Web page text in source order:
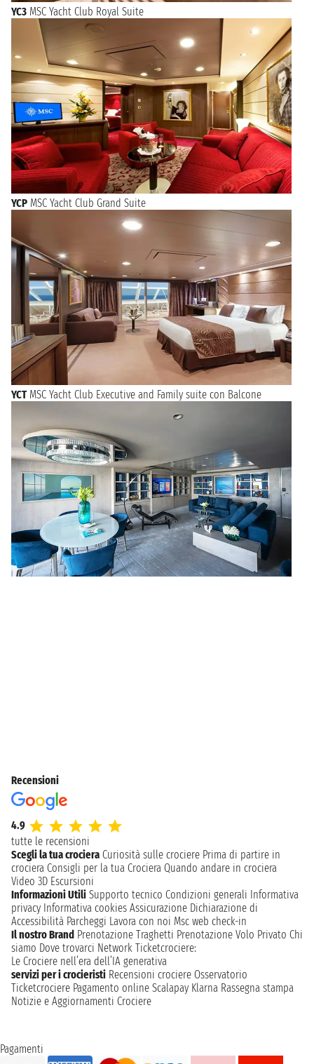
YC3 MSC Yacht Club Royal Suite
YCP MSC Yacht Club Grand Suite
YCT MSC Yacht Club Executive and Family suite con Balcone
Recensioni
4.9
tutte le recensioni
Scegli la tua crociera Curiosità sulle crociere Prima di partire in
crociera Consigli per la tua Crociera Quando andare in crociera
Video 3D Escursioni
Informazioni Utili Supporto tecnico Condizioni generali Informativa
privacy Informativa cookies Assicurazione Dichiarazione di
Accessibilità Parcheggi Lavora con noi Msc web check-in
Il nostro Brand Prenotazione Traghetti Prenotazione Volo Privato Chi
siamo Dove trovarci Network Ticketcrociere:
Le Crociere nell’era dell’IA generativa
servizi per i crocieristi Recensioni crociere Osservatorio
Ticketcrociere Pagamento online Scalapay Klarna Rassegna stampa
Notizie e Aggiornamenti Crociere
Pagamenti